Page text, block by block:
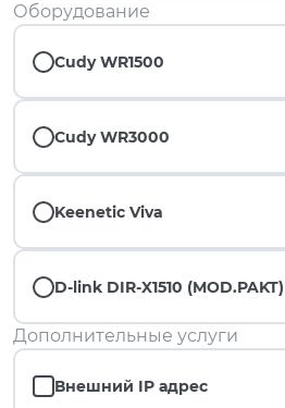
Оборудование
Cudy WR1500
Cudy WR3000
Keenetic Viva
D-link DIR-X1510 (MOD.PAKT)
Дополнительные услуги
Внешний IP адрес